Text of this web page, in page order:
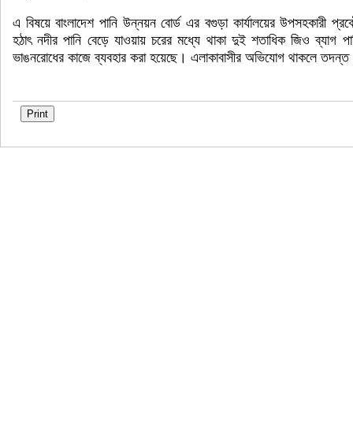
এ বিষয়ে বাংলাদেশ পানি উন্নয়ন বোর্ড এর বগুড়া কার্যালয়ের উপসহকারী
হঠাৎ নদীর পানি বেড়ে যাওয়ায় চরের মধ্যে থাকা দুই শতাধিক জিও ব্যাগ
ভাঙনরোধের কাজে ব্যবহার করা হয়েছে। এলাকাবাসীর অভিযোগ থাকলে